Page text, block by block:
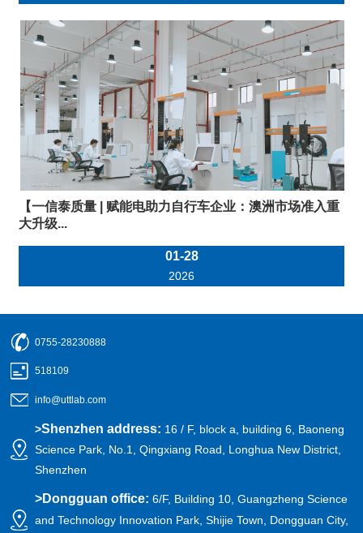
【一信泰质量 | 赋能电助力自行车企业：澳洲市场准入重
大升级...
01-28
2026
0755-28230888
518109
info@uttlab.com
>Shenzhen address: 16 / F, block a, building 6, Baoneng
Science Park, No.1, Qingxiang Road, Longhua New District,
Shenzhen
>Dongguan office:6/F, Building 10, Guangzheng Science
and Technology Innovation Park, Shijie Town, Dongguan City,